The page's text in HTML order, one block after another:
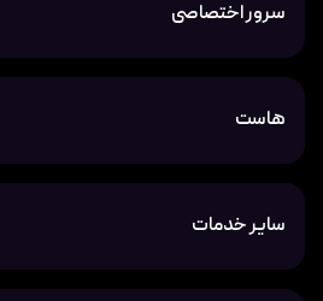
سرور اختصاصی
هاست
سایر خدمات